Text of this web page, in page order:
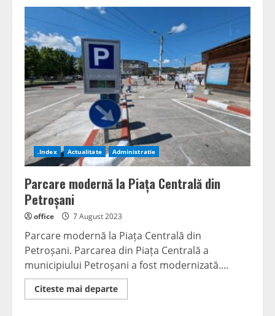
cu
provocări
UPET
.Index Actualitate Administratie
Parcare modernă la Piața Centrală din
Petroșani
office 7 August 2023
Parcare modernă la Piața Centrală din
Petroșani. Parcarea din Piața Centrală a
municipiului Petroșani a fost modernizată....
Citeste mai departeRead
more